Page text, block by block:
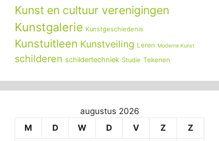
Kunst en cultuur verenigingen
Kunstgalerie Kunstgeschiedenis
Kunstuitleen Kunstveiling Leren Moderne Kunst
schilderen schildertechniek Studie Tekenen
augustus 2026
M
D W D V Z Z